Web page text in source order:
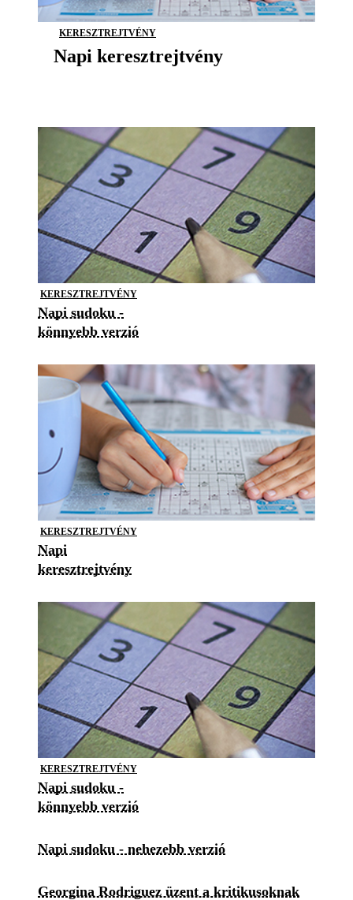
KERESZTREJTVÉNY
Napi keresztrejtvény
KERESZTREJTVÉNY
Napi sudoku -
könnyebb verzió
KERESZTREJTVÉNY
Napi
keresztrejtvény
KERESZTREJTVÉNY
Napi sudoku -
könnyebb verzió
Napi sudoku - nehezebb verzió
Georgina Rodriguez üzent a kritikusoknak